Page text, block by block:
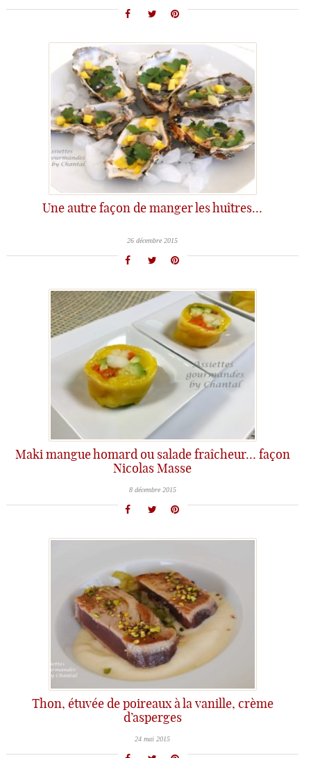
Une autre façon de manger les huîtres…
26 décembre 2015
Maki mangue homard ou salade fraîcheur… façon
Nicolas Masse
8 décembre 2015
Thon, étuvée de poireaux à la vanille, crème
d’asperges
24 mai 2015